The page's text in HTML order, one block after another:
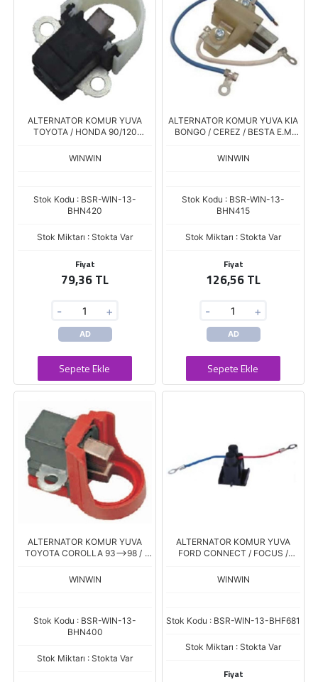
ALTERNATOR KOMUR YUVA
TOYOTA / HONDA 90/120
WINWIN
Stok Kodu : BSR-WIN-13-
BHN420
Stok Miktarı : Stokta Var
Fiyat
79,36 TL
- +
AD
Sepete Ekle
ALTERNATOR KOMUR YUVA KIA
BONGO / CEREZ / BESTA E.M
BHM-915
WINWIN
Stok Kodu : BSR-WIN-13-
BHN415
Stok Miktarı : Stokta Var
Fiyat
126,56 TL
- +
AD
Sepete Ekle
ALTERNATOR KOMUR YUVA
TOYOTA COROLLA 93-->98 /
WINWIN
Stok Kodu : BSR-WIN-13-
BHN400
Stok Miktarı : Stokta Var
ALTERNATOR KOMUR YUVA
FORD CONNECT / FOCUS /
WINWIN
Stok Kodu : BSR-WIN-13-BHF681
Stok Miktarı : Stokta Var
Fiyat